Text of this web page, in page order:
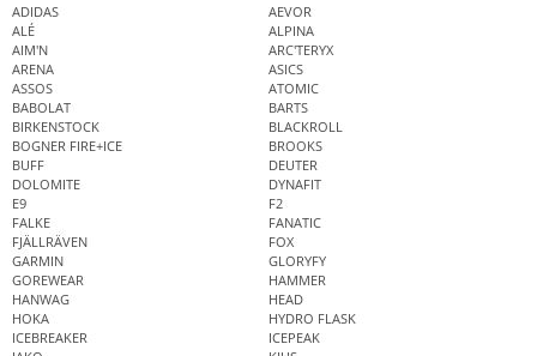
ADIDAS
AEVOR
ALÉ
ALPINA
AIM'N
ARC'TERYX
ARENA
ASICS
ASSOS
ATOMIC
BABOLAT
BARTS
BIRKENSTOCK
BLACKROLL
BOGNER FIRE+ICE
BROOKS
BUFF
DEUTER
DOLOMITE
DYNAFIT
E9
F2
FALKE
FANATIC
FJÄLLRÄVEN
FOX
GARMIN
GLORYFY
GOREWEAR
HAMMER
HANWAG
HEAD
HOKA
HYDRO FLASK
ICEBREAKER
ICEPEAK